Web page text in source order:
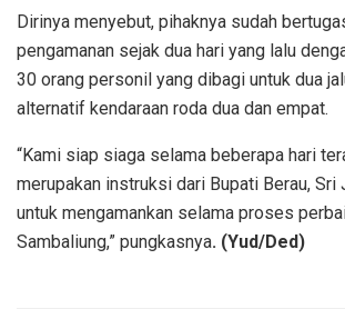
Dirinya menyebut, pihaknya sudah
pengamanan sejak dua hari yang lalu
30 orang personil yang dibagi untuk dua
alternatif kendaraan roda dua dan empat.
“Kami siap siaga selama beberapa hari
merupakan instruksi dari Bupati Berau, Sri
untuk mengamankan selama proses
Sambaliung,” pungkasnya. (Yud/Ded)